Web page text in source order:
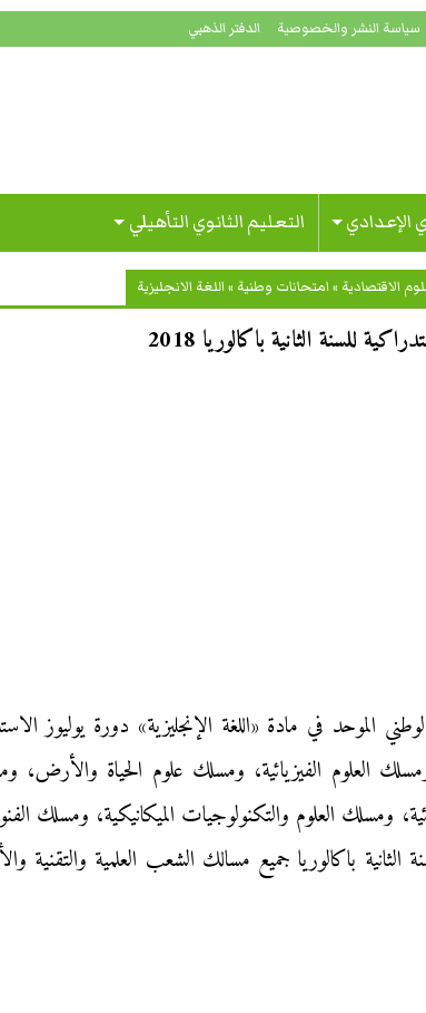
سياسة النشر والخصوصية الدفتر الذهبي
الإعدادي التعليم الثانوي التأهيلي
الاقتصادية »امتحانات وطنية »اللغة الانجليزية
للسنة الثانية باكالوريا 2018
العلوم الفيزيائية، ومسلك علوم الحياة والأرض،
ومسلك العلوم والتكنولوجيات الميكانيكية، ومسلك
الثانية باكالوريا جميع مسالك الشعب العلمية